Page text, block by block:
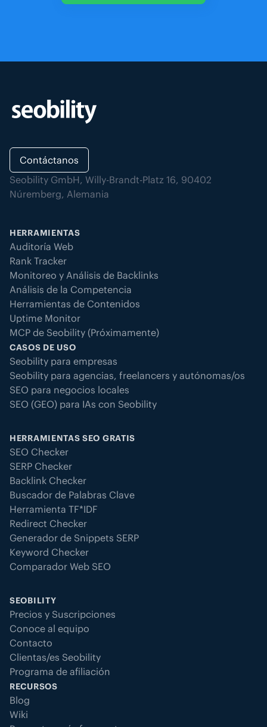
Contáctanos
Seobility GmbH, Willy-Brandt-Platz 16, 90402
Núremberg, Alemania
HERRAMIENTAS
Auditoría Web
Rank Tracker
Monitoreo y Análisis de Backlinks
Análisis de la Competencia
Herramientas de Contenidos
Uptime Monitor
MCP de Seobility (Próximamente)
CASOS DE USO
Seobility para empresas
Seobility para agencias, freelancers y autónomas/os
SEO para negocios locales
SEO (GEO) para IAs con Seobility
HERRAMIENTAS SEO GRATIS
SEO Checker
SERP Checker
Backlink Checker
Buscador de Palabras Clave
Herramienta TF*IDF
Redirect Checker
Generador de Snippets SERP
Keyword Checker
Comparador Web SEO
SEOBILITY
Precios y Suscripciones
Conoce al equipo
Contacto
Clientas/es Seobility
Programa de afiliación
RECURSOS
Blog
Wiki